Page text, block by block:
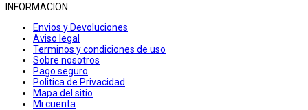
INFORMACION
Envios y Devoluciones
Aviso legal
Terminos y condiciones de uso
Sobre nosotros
Pago seguro
Politica de Privacidad
Mapa del sitio
Mi cuenta